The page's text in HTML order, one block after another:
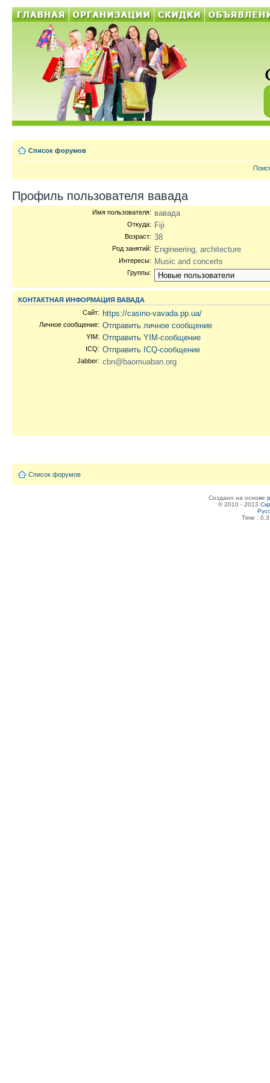
Список форумов
Профиль пользователя вавада
Имя пользователя: вавада
Откуда: Fiji
Возраст: 38
Род занятий: Engineering, architecture
Интересы: Music and concerts
Группы:
КОНТАКТНАЯ ИНФОРМАЦИЯ ВАВАДА
Сайт: https://casino-vavada.pp.ua/
Личное сообщение: Отправить личное сообщение
YIM: Отправить YIM-сообщение
ICQ: Отправить ICQ-сообщение
Jabber: cbn@baomuaban.org
Список форумов
Создано на основе
© 2010 - 2013
Time :